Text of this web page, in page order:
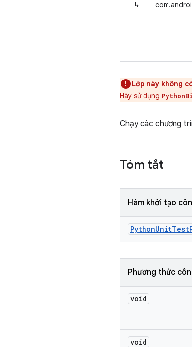
↳
Lớp này không
Hãy sử dụng
Chạy các chương
Tóm tắt
Hàm khởi tạo
PythonUnitTest
Phương thức
void
void